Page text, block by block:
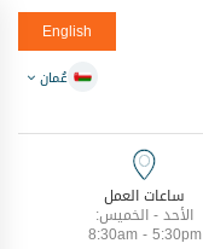
English
عُمان
ساعات العمل
الأحد - الخميس:
8:30am - 5:30pm